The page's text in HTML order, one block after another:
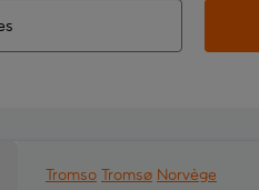
Tromso Tromsø Norvège